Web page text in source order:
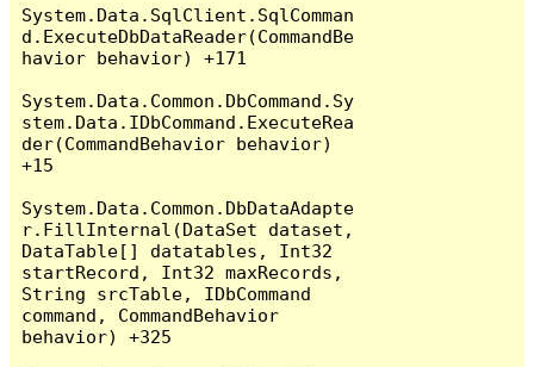
System.Data.SqlClient.SqlComman
d.ExecuteDbDataReader(CommandBe
havior behavior) +171
System.Data.Common.DbCommand.Sy
stem.Data.IDbCommand.ExecuteRea
der(CommandBehavior behavior)
+15
System.Data.Common.DbDataAdapte
r.FillInternal(DataSet dataset,
DataTable[] datatables, Int32
startRecord, Int32 maxRecords,
String srcTable, IDbCommand
command, CommandBehavior
behavior) +325